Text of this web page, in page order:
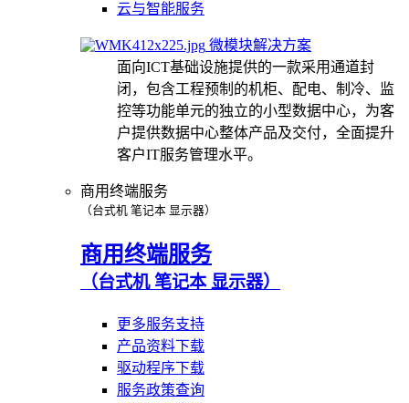
云与智能服务
微模块解决方案
面向ICT基础设施提供的一款采用通道封
闭，包含工程预制的机柜、配电、制冷、监
控等功能单元的独立的小型数据中心，为客
户提供数据中心整体产品及交付，全面提升
客户IT服务管理水平。
商用终端服务
（台式机 笔记本 显示器）
商用终端服务
（台式机 笔记本 显示器）
更多服务支持
产品资料下载
驱动程序下载
服务政策查询